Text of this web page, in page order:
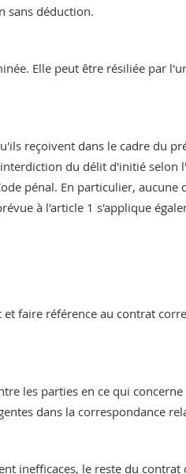
sans déduction.
Elle peut être résiliée par
reçoivent dans le cadre du
du délit d'initié selon
pénal. En particulier,
à l'article 1 s'applique
faire référence au contrat
les parties en ce qui
dans la correspondance
inefficaces, le reste du